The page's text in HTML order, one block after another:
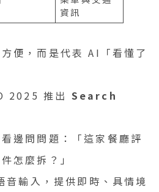
資訊
便，而是代表 AI「看懂了
2025 推出 Search
邊問問題：「這家餐廳評
怎麼拆？」
輸入，提供即時、具情境